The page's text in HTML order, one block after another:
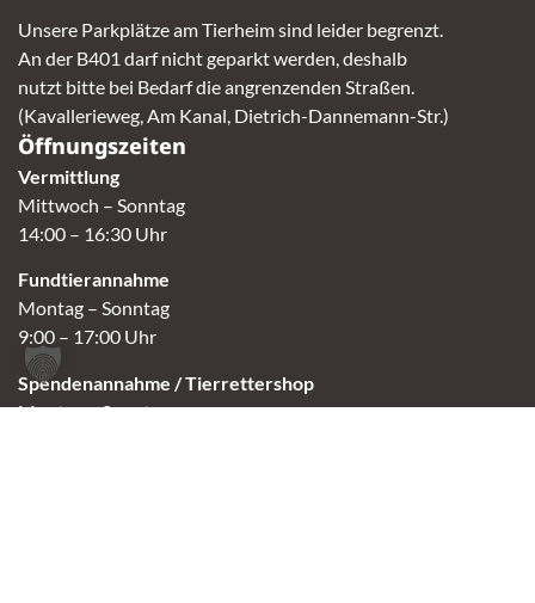
Unsere Parkplätze am Tierheim sind leider begrenzt.
An der B401 darf nicht geparkt werden, deshalb
nutzt bitte bei Bedarf die angrenzenden Straßen.
(Kavallerieweg, Am Kanal, Dietrich-Dannemann-Str.)
Öffnungszeiten
Vermittlung
Mittwoch – Sonntag
14:00 – 16:30 Uhr
Fundtierannahme
Montag – Sonntag
9:00 – 17:00 Uhr
Spendenannahme / Tierrettershop
Montag – Sonntag